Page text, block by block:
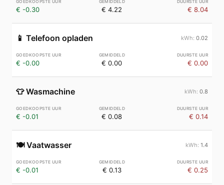
€ -0.30 € 4.22 € 8.04
📱 Telefoon opladen 0.02
€ -0.00 € 0.00 € 0.00
👕 Wasmachine 0.8
€ -0.01 € 0.08 € 0.14
🍽️ Vaatwasser 1.4
€ -0.01 € 0.13 € 0.25